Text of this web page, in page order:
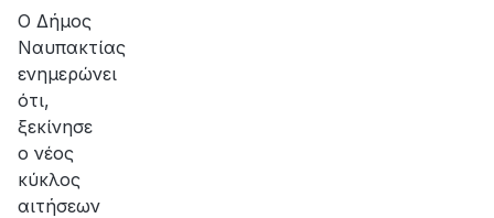
Ο Δήμος
Ναυπακτίας
ενημερώνει
ότι,
ξεκίνησε
ο νέος
κύκλος
αιτήσεων